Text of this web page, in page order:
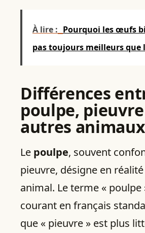
À lire : Pourquoi les œufs
pas toujours meilleurs que
Différences
poulpe,
autres
Le poulpe, souvent
pieuvre, désigne en
animal. Le terme « poulpe
courant en français
que « pieuvre » est plus